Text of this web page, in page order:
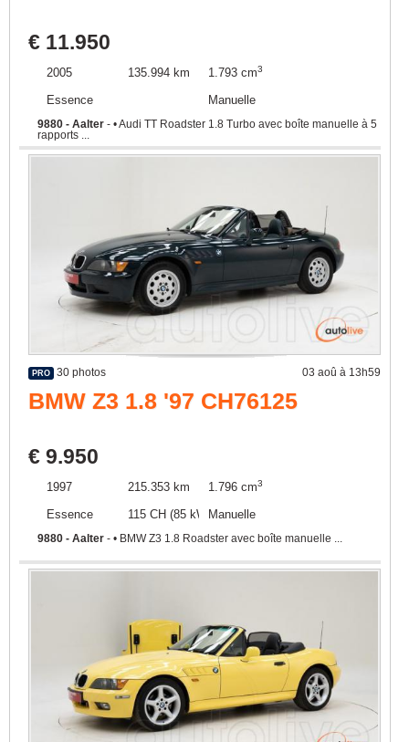
€ 11.950
2005 135.994 km 1.793 cm3
Essence Manuelle
9880 - Aalter - • Audi TT Roadster 1.8 Turbo avec boîte manuelle à 5
rapports ...
PRO 30 photos 03 aoû à 13h59
BMW Z3 1.8 '97 CH76125
€ 9.950
1997 215.353 km 1.796 cm3
Essence 115 CH (85 kW)Manuelle
9880 - Aalter - • BMW Z3 1.8 Roadster avec boîte manuelle ...